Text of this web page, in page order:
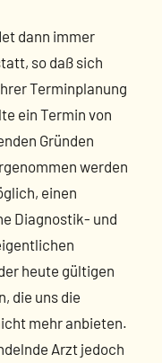
dann immer
so daß sich
Terminplanung
ein Termin von
Gründen
werden
einen
Diagnostik- und
heute gültigen
die uns die
mehr anbieten.
Arzt jedoch